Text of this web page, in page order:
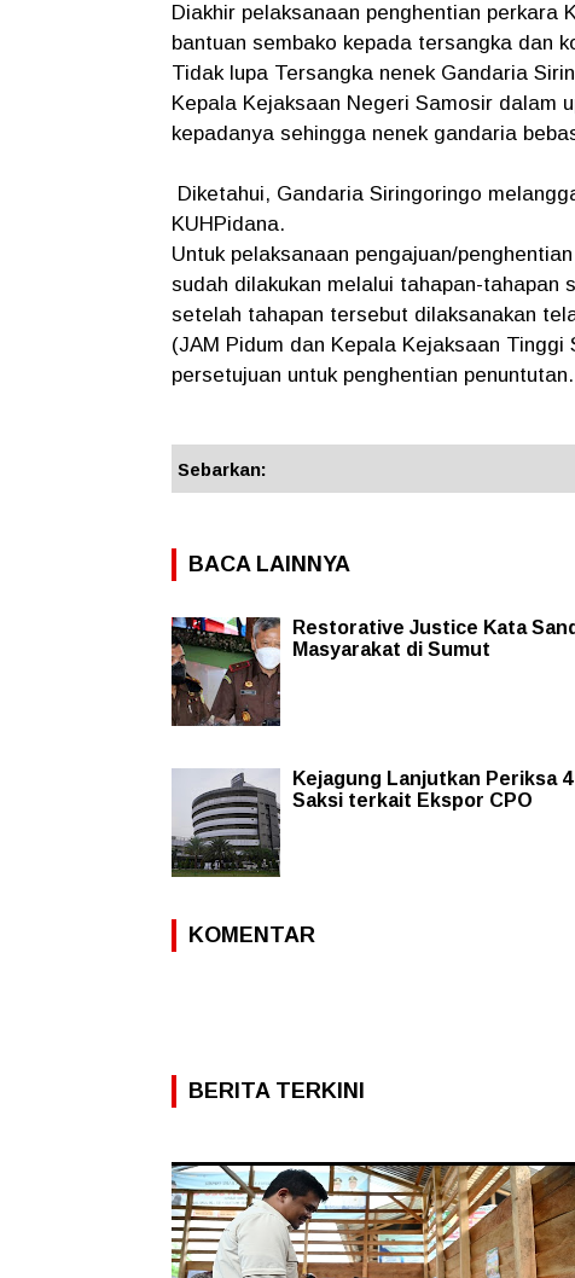
Diakhir pelaksanaan penghentian perkara
bantuan sembako kepada tersangka dan
Tidak lupa Tersangka nenek Gandaria
Kepala Kejaksaan Negeri Samosir dalam
kepadanya sehingga nenek gandaria
Diketahui, Gandaria Siringoringo
KUHPidana.
Untuk pelaksanaan pengajuan/
sudah dilakukan melalui tahapan-tahapan
setelah tahapan tersebut dilaksanakan
(JAM Pidum dan Kepala Kejaksaan
persetujuan untuk penghentian
Sebarkan:
BACA LAINNYA
Restorative Justice Kata
Masyarakat di Sumut
Kejagung Lanjutkan Periksa 4
Saksi terkait Ekspor CPO
KOMENTAR
BERITA TERKINI